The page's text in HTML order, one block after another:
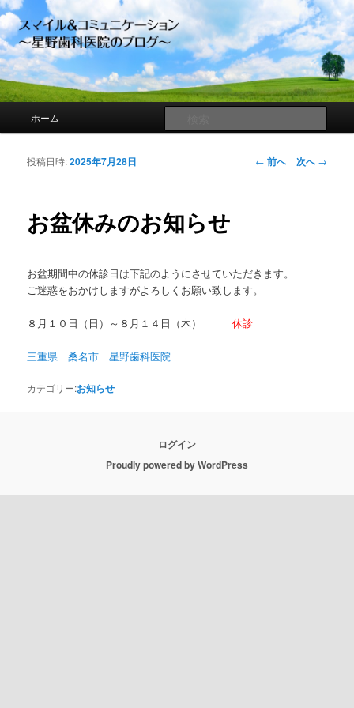
スマイル＆コミュニケーション ～星
野歯科医院のブログ～
索
メインコンテンツへ移動
ホーム
投稿ナビゲーシ
← 前へ 次へ→
お盆休みのお知らせ
投稿日時:2025年7月28日
お盆期間中の休診日は下記のようにさせていただきます。
ご迷惑をおかけしますがよろしくお願い致します。
８月１０日（日）～８月１４日（木）休診
三重県 桑名市 星野歯科医院
カテゴリー:お知らせ
ログイン
Proudly powered by WordPress